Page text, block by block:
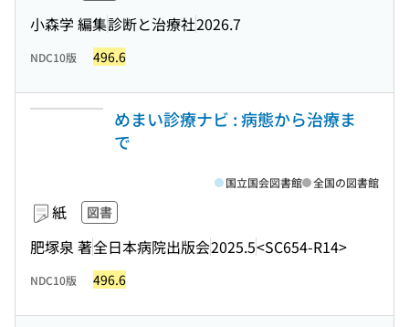
小森学 編集診断と治療社2026.7
NDC10版 496.6
めまい診療ナビ : 病態から治療ま
で
紙 図書
肥塚泉 著全日本病院出版会2025.5<SC654-R14>
国立国会図書館 全国の図書館
NDC10版 496.6